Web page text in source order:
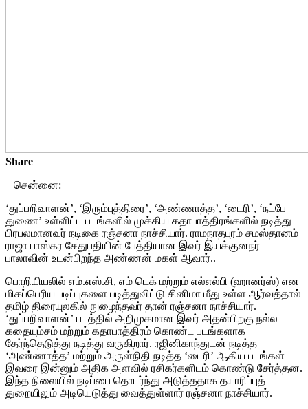
Share
சென்னை:
‘துப்பறிவாளன்’, ‘இரும்புத்திரை’, ‘அண்ணாத்த’, ‘டைரி’, ‘நட்பே
துணை’ உள்ளிட்ட படங்களில் முக்கிய கதாபாத்திரங்களில் நடித்து
பிரபலமானவர் நடிகை ரஞ்சனா நாச்சியார். ராமநாதபுரம் சமஸ்தானம்
ராஜா பாஸ்கர சேதுபதியின் பேத்தியான இவர் இயக்குனநர்
பாலாவின் உடன்பிறந்த அண்ணன் மகள் ஆவார்..
பொறியியலில் எம்.எஸ்.சி, எம் டெக் மற்றும் எல்எல்பி (ஹானர்ஸ்) என
மிகப்பெரிய படிப்புகளை படித்துவிட்டு சினிமா மீது உள்ள ஆர்வத்தால்
தமிழ் திரையுலகில் நுழைந்தவர் தான் ரஞ்சனா நாச்சியார்.
‘துப்பறிவாளன்’ படத்தில் அறிமுகமான இவர் அதன்பிறகு நல்ல
கதையும்சம் மற்றும் கதாபாத்திரம் கொண்ட படங்களாக
தேர்ந்தெடுத்து நடித்து வருகிறார். ரஜினிகாந்துடன் நடித்த
‘அண்ணாத்த’ மற்றும் அருள்நிதி நடித்த ‘டைரி’ ஆகிய படங்கள்
இவரை இன்னும் அதிக அளவில் ரசிகர்களிடம் கொண்டு சேர்த்தன.
இந்த நிலையில் நடிப்பை தொடர்ந்து அடுத்ததாக தயாரிப்புத்
துறையிலும் அடியெடுத்து வைத்துள்ளார் ரஞ்சனா நாச்சியார்.